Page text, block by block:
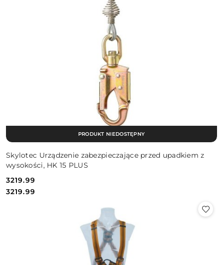
Skylotec Urządzenie zabezpieczające przed upadkiem z
wysokości, HK 15 PLUS
Cena:
3219.99
Cena:
3219.99
PRODUKT NIEDOSTĘPNY